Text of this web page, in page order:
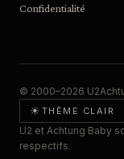
Confidentialité
© 2000–2026
☀ THÈME CLAIR
U2 et Achtung Baby
respectifs.